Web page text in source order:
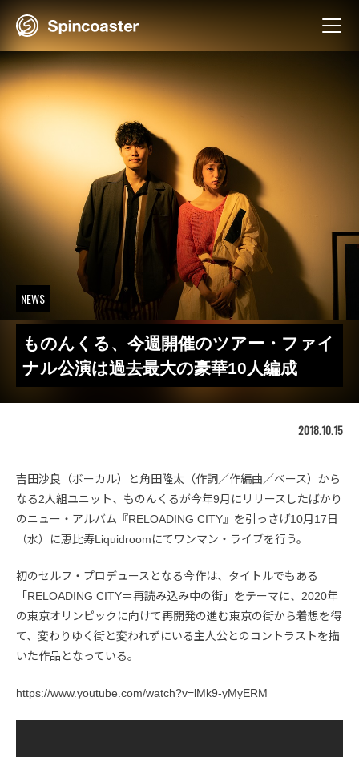
NEWS
ものんくる、今週開催のツアー・ファイ
ナル公演は過去最大の豪華10人編成
2018.10.15
吉田沙良（ボーカル）と角田隆太（作詞／作編曲／ベース）から
なる2人組ユニット、ものんくるが今年9月にリリースしたばかり
のニュー・アルバム『RELOADING CITY』を引っさげ10月17日
（水）に恵比寿Liquidroomにてワンマン・ライブを行う。
初のセルフ・プロデュースとなる今作は、タイトルでもある
「RELOADING CITY＝再読み込み中の街」をテーマに、2020年
の東京オリンピックに向けて再開発の進む東京の街から着想を得
て、変わりゆく街と変われずにいる主人公とのコントラストを描
いた作品となっている。
https://www.youtube.com/watch?v=lMk9-yMyERM